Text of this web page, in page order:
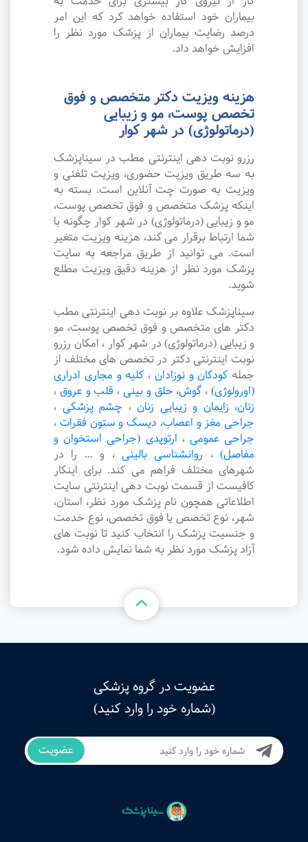
بیماران خود استفاده خواهد کرد که این امر
درصد رضایت بیماران از پزشک مورد نظر را
افزایش خواهد داد.
هزینه ویزیت دکتر متخصص و فوق
تخصص پوست، مو و زیبایی
(درماتولوژی) در شهر کوار
رزرو نوبت دهی اینترنتی مطب در سیناپزشک
به سه طریق ویزیت حضوری، ویزیت تلفنی و
ویزیت به صورت چت آنلاین است. بسته به
اینکه پزشک متخصص و فوق تخصص پوست،
مو و زیبایی (درماتولوژی) در شهر کوار چگونه با
شما ارتباط برقرار می کند، هزینه ویزیت متغیر
است. می توانید از طریق مراجعه به سایت
پزشک مورد نظر از هزینه دقیق ویزیت مطلع
شوید.
سیناپزشک علاوه بر نوبت دهی اینترنتی مطب
دکتر های متخصص و فوق تخصص پوست، مو
و زیبایی (درماتولوژی) در شهر کوار ، امکان رزرو
نوبت اینترنتی دکتر در تخصص های مختلف از
جمله کودکان و نوزادان ، کلیه و مجاری ادراری
(اورولوژی) ، گوش، حلق و بینی ، قلب و عروق ،
زنان، زایمان و زیبایی زنان ، چشم پزشکی ،
جراحی مغز و اعصاب، دیسک و ستون فقرات ،
جراحی عمومی ، ارتوپدی (جراحی استخوان و
مفاصل) ، روانشناسی بالینی ، و ... را در
شهرهای مختلف فراهم می کند. برای اینکار
کافیست از قسمت نوبت دهی اینترنتی سایت
اطلاعاتی همچون نام پزشک مورد نظر، استان،
شهر، نوع تخصص یا فوق تخصص، نوع خدمت
و جنسیت پزشک را انتخاب کنید تا نوبت های
آزاد پزشک مورد نظر به شما نمایش داده شود.
عضویت در گروه پزشکی
(شماره خود را وارد کنید)
عضویت